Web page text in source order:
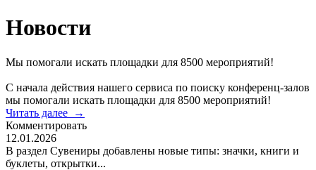
Новости
Мы помогали искать площадки для 8500 мероприятий!
С начала действия нашего сервиса по поиску конференц-залов
мы помогали искать площадки для 8500 мероприятий!
Читать далее →
Комментировать
12.01.2026
В раздел Сувениры добавлены новые типы: значки, книги и
буклеты, открытки...